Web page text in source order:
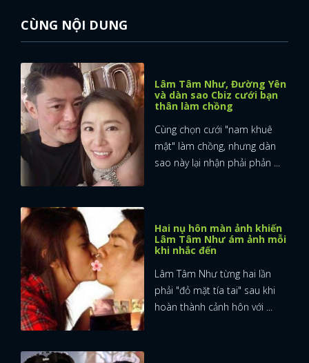
CÙNG NỘI DUNG
Lâm Tâm Như, Đường Yên
và dàn sao Cbiz cưới bạn
thân làm chồng
Cùng chọn cưới "nam khuê
mật" làm chồng, nhưng dàn
sao này lại nhận phải phản ...
Hai nụ hôn màn ảnh khiến
Lâm Tâm Như ám ảnh mỗi
khi nhắc đến
Lâm Tâm Như từng hai lần
phải "đỏ mặt tía tai" sau khi
hoàn thành cảnh hôn với ...